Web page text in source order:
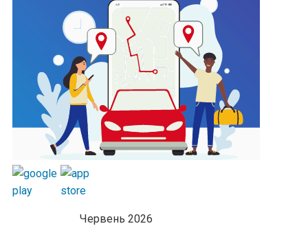
Червень 2026